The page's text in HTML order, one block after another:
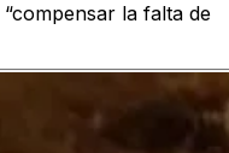
la falta de